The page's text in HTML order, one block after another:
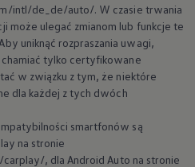
intl/de_de/auto/. W czasie trwania
może ulegać zmianom lub funkcje te
uniknąć rozpraszania uwagi,
tylko certyfikowane
w związku z tym, że niektóre
dla każdej z tych dwóch
smartfonów są
na stronie
, dla Android Auto na stronie